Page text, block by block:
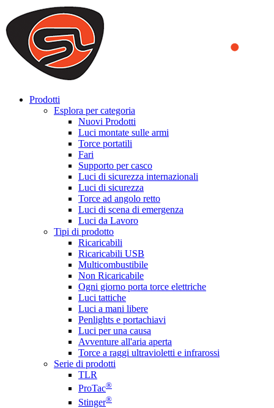
We use cookies to ensure that we provide you the best experience
on our website. By continuing to browse this website, you accept
that cookies are used to help us analyze how the website is used and
to offer you a better experience. To learn more or to find out how
you can disable cookies, you can access our
Prodotti
Esplora per categoria
Nuovi Prodotti
Luci montate sulle armi
Torce portatili
Fari
Supporto per casco
Luci di sicurezza internazionali
Luci di sicurezza
Torce ad angolo retto
Luci di scena di emergenza
Luci da Lavoro
Tipi di prodotto
Ricaricabili
Ricaricabili USB
Multicombustibile
Non Ricaricabile
Ogni giorno porta torce elettriche
Luci tattiche
Luci a mani libere
Penlights e portachiavi
Luci per una causa
Avventure all'aria aperta
Torce a raggi ultravioletti e infrarossi
Serie di prodotti
TLR
ProTac®
Stinger®